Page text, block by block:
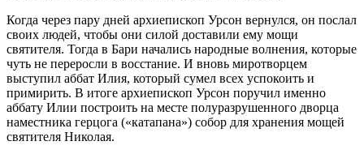
Когда через пару дней архиепископ Урсон вернулся, он послал
своих людей, чтобы они силой доставили ему мощи
святителя. Тогда в Бари начались народные волнения, которые
чуть не переросли в восстание. И вновь миротворцем
выступил аббат Илия, который сумел всех успокоить и
примирить. В итоге архиепископ Урсон поручил именно
аббату Илии построить на месте полуразрушенного дворца
наместника герцога («катапана») собор для хранения мощей
святителя Николая.